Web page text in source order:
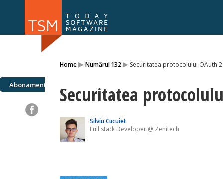
Home▸Numărul 132▸ Securitatea protocolului OAuth
Abonamente Securitatea
Silviu Cucuiet
Full stack Developer @ Zenitech